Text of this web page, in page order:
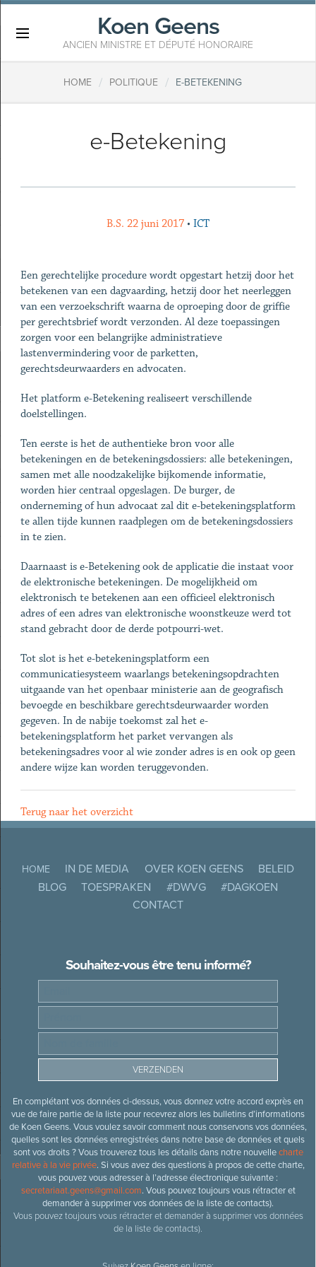
Koen Geens
ANCIEN MINISTRE ET DÉPUTÉ HONORAIRE
HOME / POLITIQUE / E-BETEKENING
e-Betekening
B.S. 22 juni 2017 • ICT
Een gerechtelijke procedure wordt opgestart hetzij door het
betekenen van een dagvaarding, hetzij door het neerleggen
van een verzoekschrift waarna de oproeping door de griffie
per gerechtsbrief wordt verzonden. Al deze toepassingen
zorgen voor een belangrijke administratieve
lastenvermindering voor de parketten,
gerechtsdeurwaarders en advocaten.
Het platform e-Betekening realiseert verschillende
doelstellingen.
Ten eerste is het de authentieke bron voor alle
betekeningen en de betekeningsdossiers: alle betekeningen,
samen met alle noodzakelijke bijkomende informatie,
worden hier centraal opgeslagen. De burger, de
onderneming of hun advocaat zal dit e-betekeningsplatform
te allen tijde kunnen raadplegen om de betekeningsdossiers
in te zien.
Daarnaast is e-Betekening ook de applicatie die instaat voor
de elektronische betekeningen. De mogelijkheid om
elektronisch te betekenen aan een officieel elektronisch
adres of een adres van elektronische woonstkeuze werd tot
stand gebracht door de derde potpourri-wet.
Tot slot is het e-betekeningsplatform een
communicatiesysteem waarlangs betekeningsopdrachten
uitgaande van het openbaar ministerie aan de geografisch
bevoegde en beschikbare gerechtsdeurwaarder worden
gegeven. In de nabije toekomst zal het e-
betekeningsplatform het parket vervangen als
betekeningsadres voor al wie zonder adres is en ook op geen
andere wijze kan worden teruggevonden.
Terug naar het overzicht
HOME IN DE MEDIA OVER KOEN GEENS
BELEID
BLOG
TOESPRAKEN #DWVG
#DAGKOEN
CONTACT
Souhaitez-vous être tenu informé?
En complétant vos données ci-dessus, vous donnez votre accord exprès en
vue de faire partie de la liste pour recevrez alors les bulletins d’informations
de Koen Geens. Vous voulez savoir comment nous conservons vos données,
quelles sont les données enregistrées dans notre base de données et quels
sont vos droits ? Vous trouverez tous les détails dans notre nouvellecharte
relative à la vie privée. Si vous avez des questions à propos de cette charte,
vous pouvez vous adresser à l’adresse électronique suivante :
secretariaat.geens@gmail.com. Vous pouvez toujours vous rétracter et
demander à supprimer vos données de la liste de contacts).
Vous pouvez toujours vous rétracter et demander à supprimer vos données
de la liste de contacts).